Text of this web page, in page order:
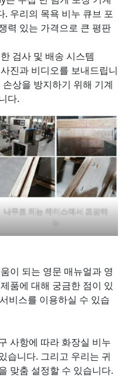
. 우리의 목욕 비누 큐브 포
력 있는 가격으로 큰 평판
검사 및 배송 시스템
진과 비디오를 보내드립니
상을 방지하기 위해 기계
다.
나무로 되는 케이스에서 포장하
는
이 되는 영문 매뉴얼과 영
품에 대해 궁금한 점이 있
비스를 이용하실 수 있습
사항에 따라 화장실 비누
습니다. 그리고 우리는 귀
맞춤 설정할 수 있습니다.